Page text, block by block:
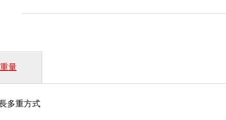
個
量
多重方式